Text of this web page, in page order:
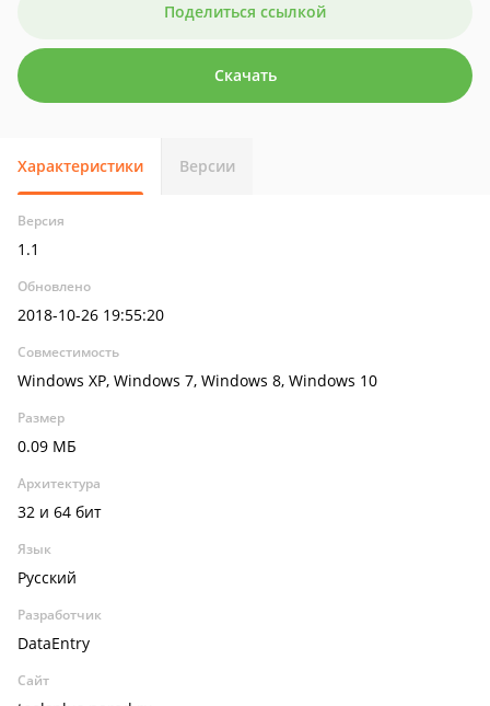
Поделиться ссылкой
Скачать
Характеристики Версии
Версия
1.1
Обновлено
2018-10-26 19:55:20
Совместимость
Windows XP, Windows 7, Windows 8, Windows 10
Размер
0.09 МБ
Архитектура
32 и 64 бит
Язык
Русский
Разработчик
DataEntry
Сайт